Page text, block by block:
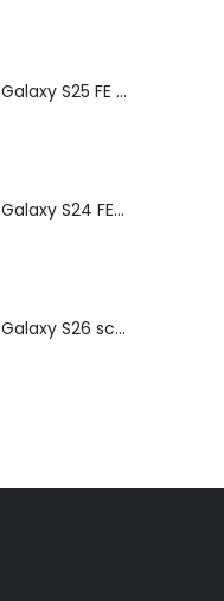
Samsung Galaxy S25 FE scherm herstelling
Samsung Galaxy S24 FE scherm herstelling
Samsung Galaxy S26 scherm herstelling